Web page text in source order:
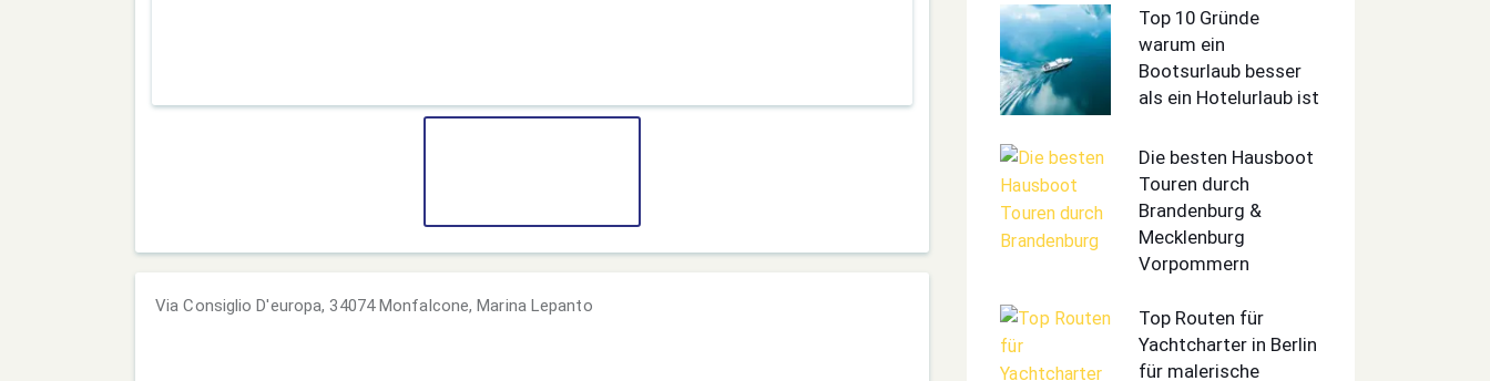
Via Consiglio D'europa, 34074 Monfalcone, Marina Lepanto
Top 10 Gründe
warum ein
Bootsurlaub besser
als ein Hotelurlaub ist
Die besten Hausboot
Touren durch
Brandenburg &
Mecklenburg
Vorpommern
Top Routen für
Yachtcharter in Berlin
für malerische